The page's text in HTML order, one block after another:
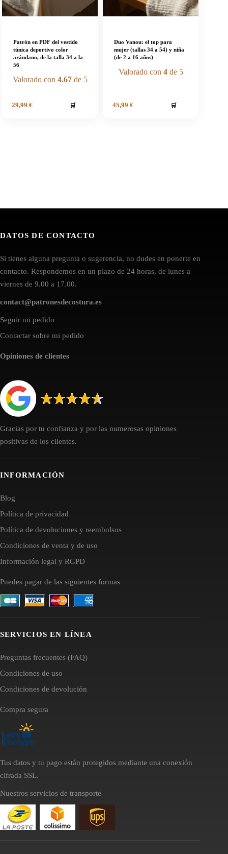
Patrón en PDF del vestido
túnica deportivo color
arándano, de la talla 34 a la
56
Valorado con 4.67de 5
29,99 € 🛒
Duo Vanou: el top para
mujer (tallas 34 a 54) y niña
(de 2 a 16 años)
Valorado con 4de 5
45,99 € 🛒
DATOS DE CONTACTO
Si tienes alguna pregunta o sugerencia, no dudes en ponerte en
contacto. Respondemos en un plazo de 24 horas, de lunes a
viernes de 9.00 a 17.00.
contact@patronesdecostura.es
Seguir mi pedido
Contactar sobre mi pedido
Opiniones de clientes
Gracias por tu confianza y por las numerosas opiniones
positivas de los clientes.
INFORMACIÓN
Blog
Política de privacidad
Política de devoluciones y reembolsos
Condiciones de venta y de uso
Información legal y RGPD
Puedes pagar de las siguientes formas
SERVICIOS EN LÍNEA
Preguntas frecuentes (FAQ)
Condiciones de uso
Condiciones de devolución
Compra segura
Tus datos y tu pago están protegidos mediante una conexión
cifrada SSL.
Nuestros servicios de transporte